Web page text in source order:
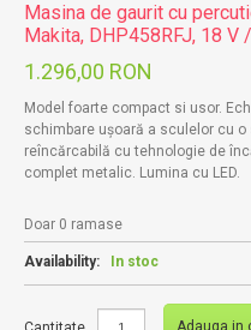
Masina de gaurit cu
Makita, DHP458RFJ, 18 V
1.296,00 RON
Model foarte compact si usor.
schimbare ușoară a sculelor cu
reîncărcabilă cu tehnologie de
complet metalic. Lumina cu LED.
Doar 0 ramase
Availability: In stoc
Adauga in